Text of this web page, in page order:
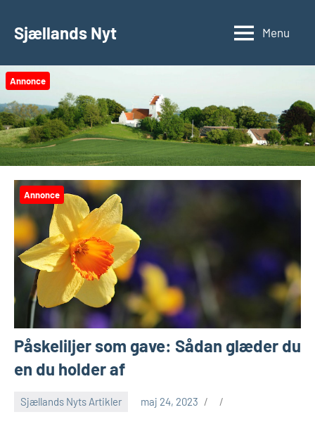
Sjællands Nyt Menu
Annonce
Annonce
Påskeliljer som gave: Sådan glæder du
en du holder af
Sjællands Nyts Artikler maj 24, 2023